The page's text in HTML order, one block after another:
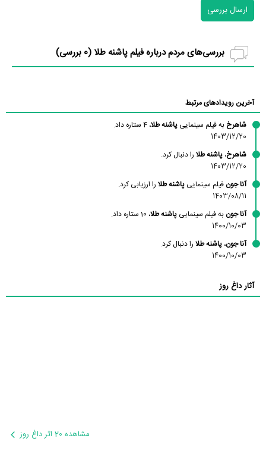
ارسال بررسی
بررسی‌های مردم درباره فیلم پاشنه طلا (0 بررسی)
آخرین رویدادهای مرتبط
شاهرخ به فیلم سینمایی پاشنه طلا، 4 ستاره داد.
1403/12/20
شاهرخ، پاشنه طلا را دنبال کرد.
1403/12/20
آنا جون فیلم سینمایی پاشنه طلا را ارزیابی کرد.
1403/08/11
آنا جون به فیلم سینمایی پاشنه طلا، 10 ستاره داد.
1400/10/03
آنا جون، پاشنه طلا را دنبال کرد.
1400/10/03
آثار داغ روز
مشاهده 20 اثر داغ روز